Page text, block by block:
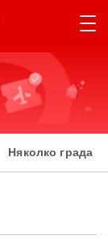
Няколко града